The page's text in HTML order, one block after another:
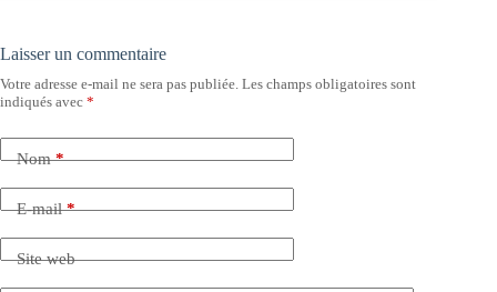
Laisser un commentaire
Votre adresse e-mail ne sera pas publiée. Les champs obligatoires sont
indiqués avec *
Nom*
E-mail*
Site web